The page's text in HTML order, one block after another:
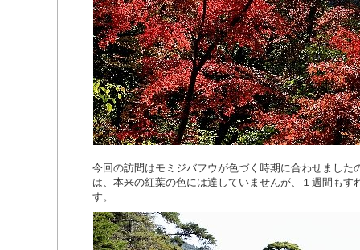
今回の訪問はモミジバフウが色づく時期に合わせました
は、本来の紅葉の色には達していませんが、１週間もす
す。